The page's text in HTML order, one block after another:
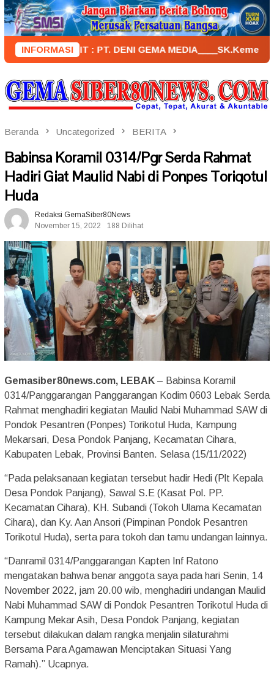
Loncat
ke
konten
INFORMASI
PENERBIT : PT. DENI GEMA
Beranda Uncategorized BERITA
Babinsa Koramil 0314/Pgr Serda Rahmat
Hadiri Giat Maulid Nabi di Ponpes Toriqotul
Huda
Redaksi GemaSiber80News
November 15, 2022
188 Dilihat
Gemasiber80news.com, LEBAK – Babinsa Koramil
0314/Panggarangan Panggarangan Kodim 0603 Lebak Serda
Rahmat menghadiri kegiatan Maulid Nabi Muhammad SAW di
Pondok Pesantren (Ponpes) Torikotul Huda, Kampung
Mekarsari, Desa Pondok Panjang, Kecamatan Cihara,
Kabupaten Lebak, Provinsi Banten. Selasa (15/11/2022)
“Pada pelaksanaan kegiatan tersebut hadir Hedi (Plt Kepala
Desa Pondok Panjang), Sawal S.E (Kasat Pol. PP.
Kecamatan Cihara), KH. Subandi (Tokoh Ulama Kecamatan
Cihara), dan Ky. Aan Ansori (Pimpinan Pondok Pesantren
Torikotul Huda), serta para tokoh dan tamu undangan lainnya.
“Danramil 0314/Panggarangan Kapten Inf Ratono
mengatakan bahwa benar anggota saya pada hari Senin, 14
November 2022, jam 20.00 wib, menghadiri undangan Maulid
Nabi Muhammad SAW di Pondok Pesantren Torikotul Huda di
Kampung Mekar Asih, Desa Pondok Panjang, kegiatan
tersebut dilakukan dalam rangka menjalin silaturahmi
Bersama Para Agamawan Menciptakan Situasi Yang
Ramah).” Ucapnya.